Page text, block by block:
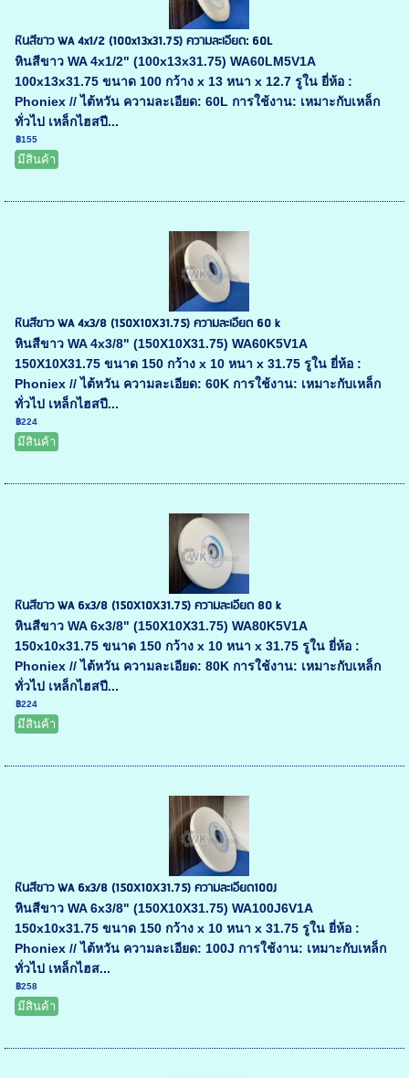
หินสีขาว WA 4x1/2 (100x13x31.75) ความละเอียด: 60L
หินสีขาว WA 4x1/2" (100x13x31.75) WA60LM5V1A
100x13x31.75 ขนาด 100 กว้าง x 13 หนา x 12.7 รูใน ยี่ห้อ :
Phoniex // ไต้หวัน ความละเอียด: 60L การใช้งาน: เหมาะกับเหล็ก
ทั่วไป เหล็กไฮสปี...
฿155
มีสินค้า
หินสีขาว WA 4x3/8 (150X10X31.75) ความละเอียด 60 k
หินสีขาว WA 4x3/8" (150X10X31.75) WA60K5V1A
150X10X31.75 ขนาด 150 กว้าง x 10 หนา x 31.75 รูใน ยี่ห้อ :
Phoniex // ไต้หวัน ความละเอียด: 60K การใช้งาน: เหมาะกับเหล็ก
ทั่วไป เหล็กไฮสปี...
฿224
มีสินค้า
หินสีขาว WA 6x3/8 (150X10X31.75) ความละเอียด 80 k
หินสีขาว WA 6x3/8" (150X10X31.75) WA80K5V1A
150x10x31.75 ขนาด 150 กว้าง x 10 หนา x 31.75 รูใน ยี่ห้อ :
Phoniex // ไต้หวัน ความละเอียด: 80K การใช้งาน: เหมาะกับเหล็ก
ทั่วไป เหล็กไฮสปี...
฿224
มีสินค้า
หินสีขาว WA 6x3/8 (150X10X31.75) ความละเอียด100J
หินสีขาว WA 6x3/8" (150X10X31.75) WA100J6V1A
150x10x31.75 ขนาด 150 กว้าง x 10 หนา x 31.75 รูใน ยี่ห้อ :
Phoniex // ไต้หวัน ความละเอียด: 100J การใช้งาน: เหมาะกับเหล็ก
ทั่วไป เหล็กไฮส...
฿258
มีสินค้า